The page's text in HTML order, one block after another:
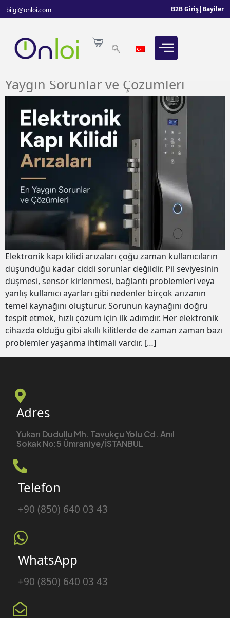
bilgi@onloi.com B2B Giriş| Bayiler
Yaygın Sorunlar ve Çözümleri
Elektronik kapı kilidi arızaları çoğu zaman kullanıcıların
düşündüğü kadar ciddi sorunlar değildir. Pil seviyesinin
düşmesi, sensör kirlenmesi, bağlantı problemleri veya
yanlış kullanıcı ayarları gibi nedenler birçok arızanın
temel kaynağını oluşturur. Sorunun kaynağını doğru
tespit etmek, hızlı çözüm için ilk adımdır. Her elektronik
cihazda olduğu gibi akıllı kilitlerde de zaman zaman bazı
problemler yaşanma ihtimali vardır. […]
Adres
Yukarı Dudullu Mh. Tavukçu Yolu Cd. Anıl
Sokak No:5 Ümraniye/İSTANBUL
Telefon
+90 (850) 640 03 43
WhatsApp
+90 (850) 640 03 43